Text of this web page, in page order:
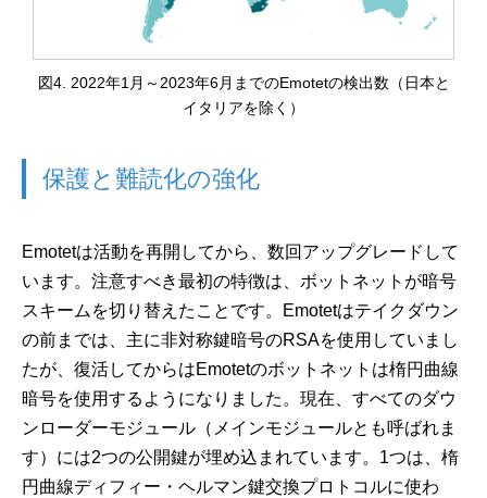
図4. 2022年1月～2023年6月までのEmotetの検出数（日本と
イタリアを除く）
保護と難読化の強化
Emotetは活動を再開してから、数回アップグレードして
います。注意すべき最初の特徴は、ボットネットが暗号
スキームを切り替えたことです。Emotetはテイクダウン
の前までは、主に非対称鍵暗号のRSAを使用していまし
たが、復活してからはEmotetのボットネットは楕円曲線
暗号を使用するようになりました。現在、すべてのダウ
ンローダーモジュール（メインモジュールとも呼ばれま
す）には2つの公開鍵が埋め込まれています。1つは、楕
円曲線ディフィー・ヘルマン鍵交換プロトコルに使わ